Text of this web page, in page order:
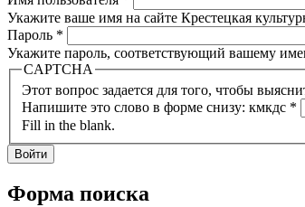
Укажите ваше имя на сайте Крестецкая
Пароль *
Укажите пароль, соответствующий вашему
CAPTCHA
Этот вопрос задается для того, чтобы
Напишите это слово в форме снизу: кмкдс *
Fill in the blank.
Форма поиска